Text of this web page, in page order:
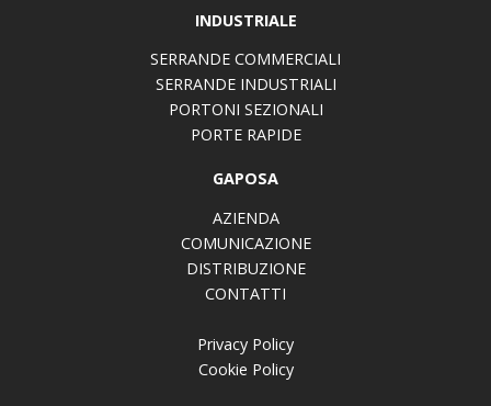
INDUSTRIALE
SERRANDE COMMERCIALI
SERRANDE INDUSTRIALI
PORTONI SEZIONALI
PORTE RAPIDE
GAPOSA
AZIENDA
COMUNICAZIONE
DISTRIBUZIONE
CONTATTI
Privacy Policy
Cookie Policy